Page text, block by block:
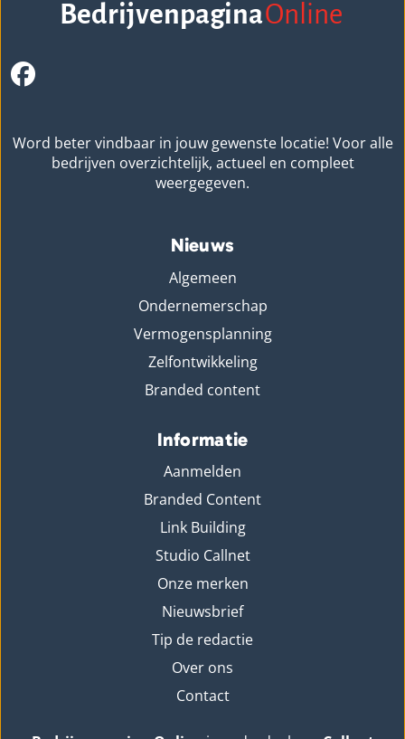
BedrijvenpaginaOnline
Word beter vindbaar in jouw gewenste locatie! Voor alle
bedrijven overzichtelijk, actueel en compleet
weergegeven.
Nieuws
Algemeen
Ondernemerschap
Vermogensplanning
Zelfontwikkeling
Branded content
Informatie
Aanmelden
Branded Content
Link Building
Studio Callnet
Onze merken
Nieuwsbrief
Tip de redactie
Over ons
Contact